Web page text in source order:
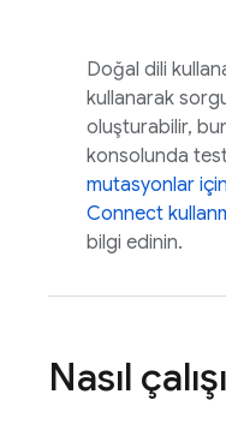
Doğal dili
kullanarak
oluşturabilir,
konsolunda
mutasyonlar için
Connect
bilgi edinin.
Nasıl